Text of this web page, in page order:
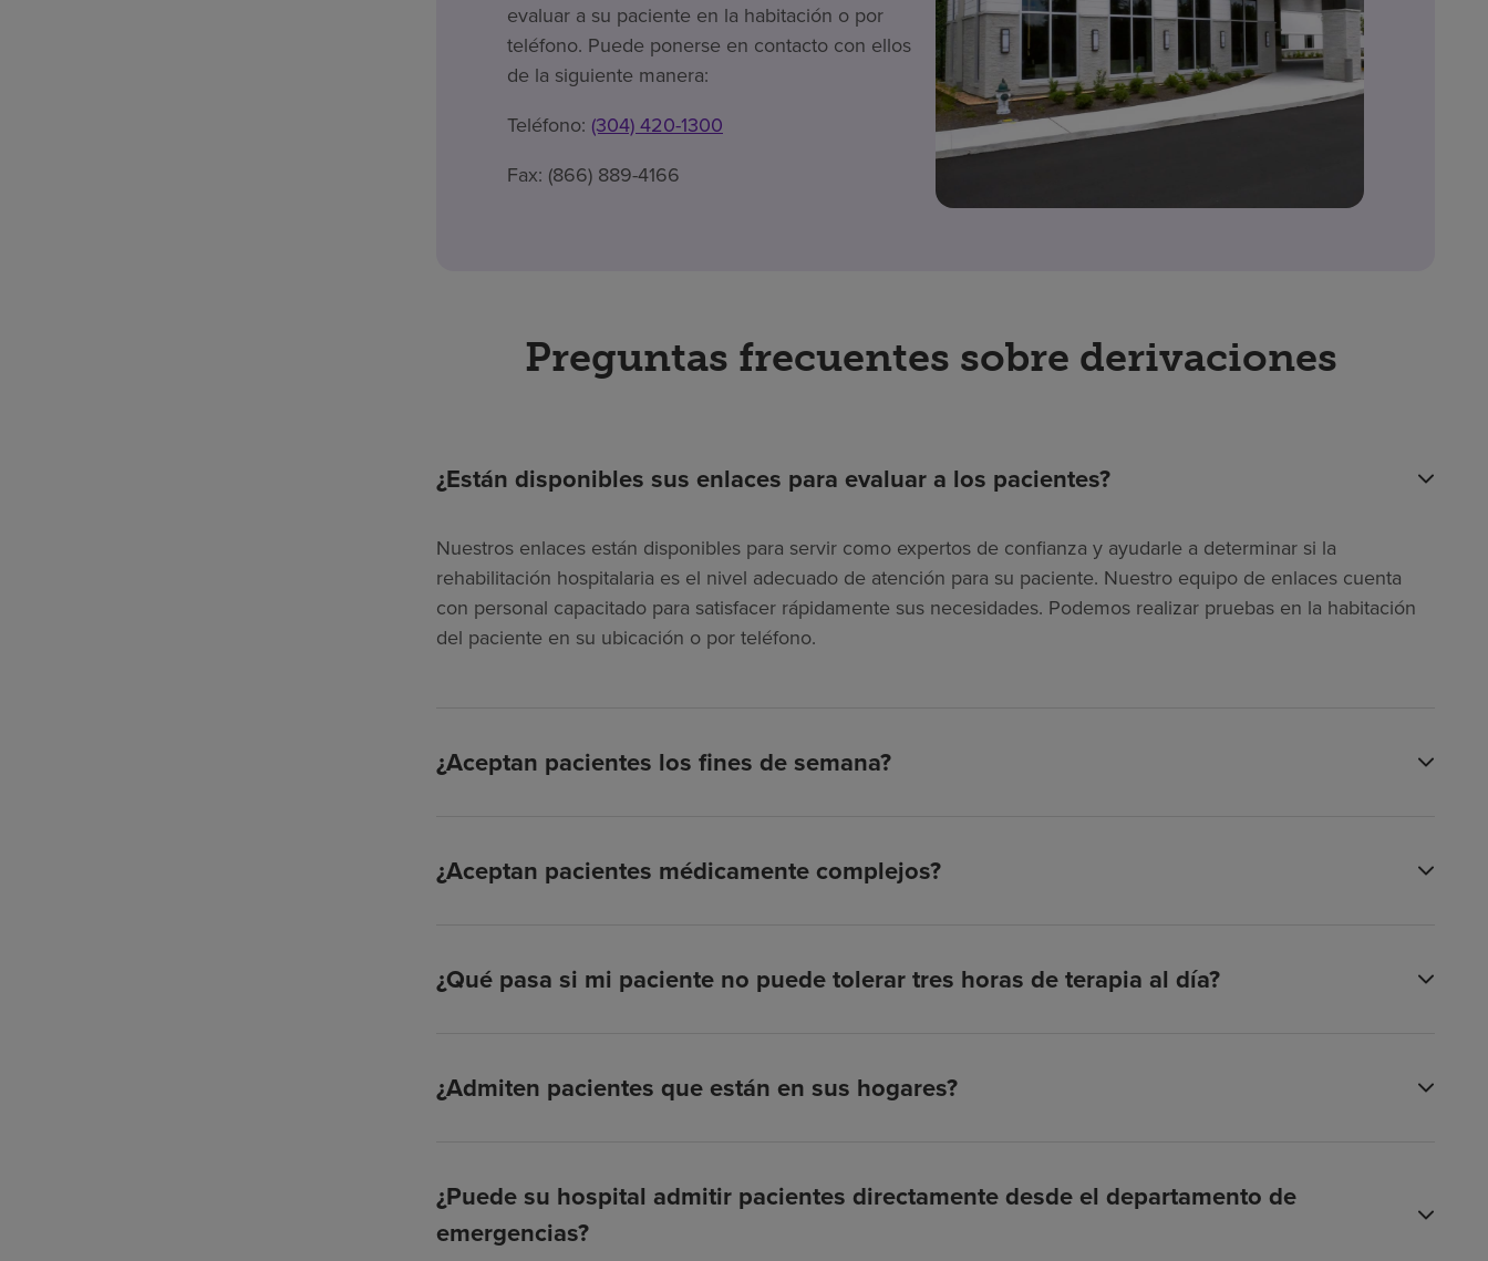
evaluar a su paciente en la habitación o por
teléfono. Puede ponerse en contacto con ellos
de la siguiente manera:
Teléfono: (304) 420-1300
Fax: (866) 889-4166
Preguntas frecuentes sobre derivaciones
¿Están disponibles sus enlaces para evaluar a los pacientes?
Nuestros enlaces están disponibles para servir como expertos de confianza y ayudarle a determinar si la
rehabilitación hospitalaria es el nivel adecuado de atención para su paciente. Nuestro equipo de enlaces cuenta
con personal capacitado para satisfacer rápidamente sus necesidades. Podemos realizar pruebas en la habitación
del paciente en su ubicación o por teléfono.
¿Aceptan pacientes los fines de semana?
¿Aceptan pacientes médicamente complejos?
¿Qué pasa si mi paciente no puede tolerar tres horas de terapia al día?
¿Admiten pacientes que están en sus hogares?
¿Puede su hospital admitir pacientes directamente desde el departamento de
emergencias?